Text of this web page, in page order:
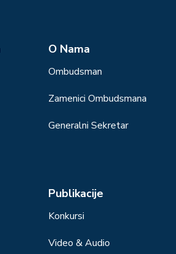
О Nama
Ombudsman
Zamenici Ombudsmana
Generalni Sekretar
Publikacije
Konkursi
Video & Audio